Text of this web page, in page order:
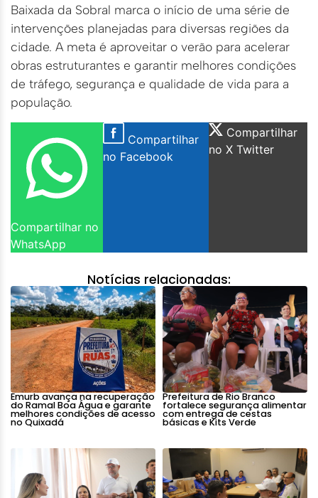
Baixada da Sobral marca o início de uma série de
intervenções planejadas para diversas regiões da
cidade. A meta é aproveitar o verão para acelerar
obras estruturantes e garantir melhores condições
de tráfego, segurança e qualidade de vida para a
população.
Compartilhar no
WhatsApp
Compartilhar
no Facebook
Compartilhar
no X Twitter
Notícias relacionadas:
Emurb avança na recuperação
do Ramal Boa Água e garante
melhores condições de acesso
no Quixadá
Prefeitura de Rio Branco
fortalece segurança alimentar
com entrega de cestas
básicas e Kits Verde